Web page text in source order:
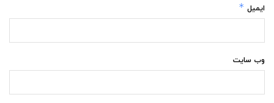
ایمیل *
وب‌ سایت